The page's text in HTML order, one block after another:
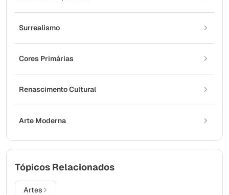
Surrealismo
Cores Primárias
Renascimento Cultural
Arte Moderna
Tópicos Relacionados
Artes